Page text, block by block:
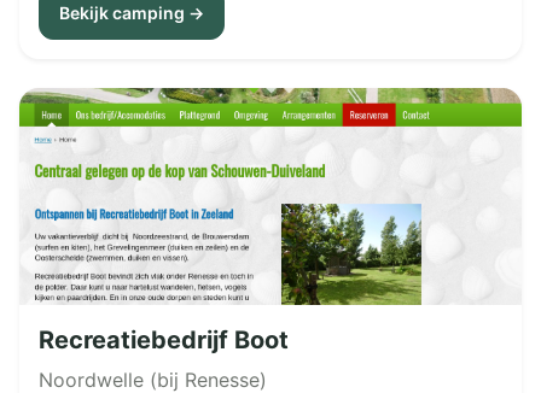
Bekijk camping →
Recreatiebedrijf Boot
Noordwelle (bij Renesse)